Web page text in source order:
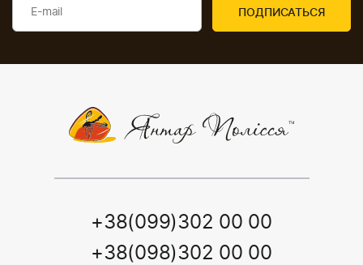
+38(099)302 00 00
+38(098)302 00 00